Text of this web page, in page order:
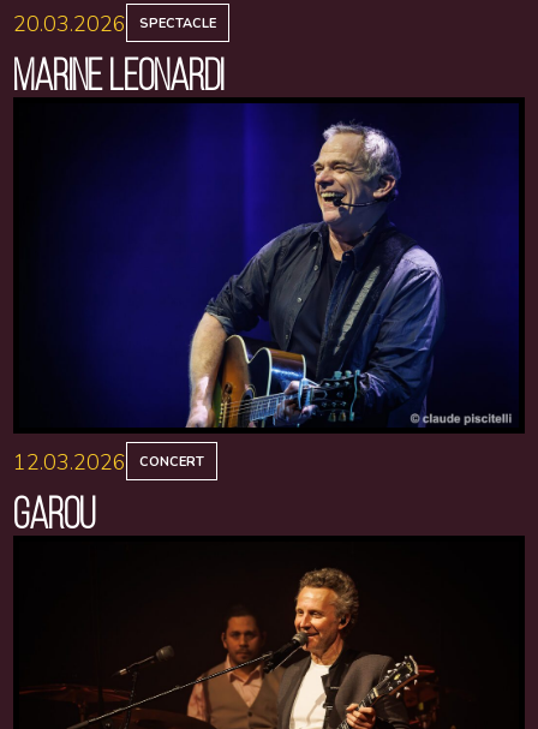
20.03.2026 SPECTACLE
MARINE LEONARDI
12.03.2026 CONCERT
GAROU